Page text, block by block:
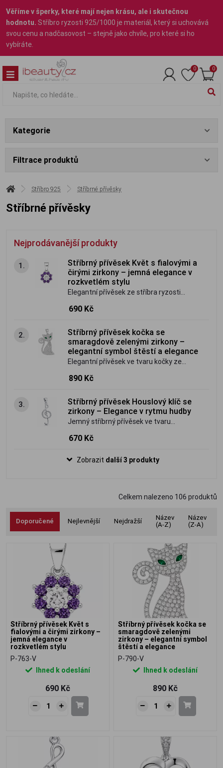
Věříme v šperky, které mají nejen krásu, ale i skutečnou
hodnotu. Stříbro ryzosti 925/1000 je materiál, který si uchovává
svou cenu a nadčasovost – stejně jako chvíle, pro které si ho
vybíráte.
0 0
Kategorie
Filtrace produktů
Stříbro 925 Stříbrné přívěsky
Stříbrné přívěsky
Nejprodávanější produkty
1.
Stříbrný přívěsek Květ s fialovými a
čirými zirkony – jemná elegance v
rozkvetlém stylu
Elegantní přívěsek ze stříbra ryzosti
925/1000 zdobí zářivý čirý zirkon
jemností, krásným třpytem a
romantickým květinovým motivem.
690 Kč
2.
Stříbrný přívěsek kočka se
smaragdově zelenými zirkony –
elegantní symbol štěstí a elegance
Elegantní přívěsek ve tvaru kočky ze
stříbra ryzosti 925/1000 je bohatě
v očích. Nadčasový šperk, který zaujme
svým třpytem i originálním designem.
890 Kč
3.
Stříbrný přívěsek Houslový klíč se
zirkony – Elegance v rytmu hudby
Jemný stříbrný přívěsek ve tvaru
houslového klíče zdobený třpytivými
a harmonie, vyrobený ze stříbra ryzosti
670 Kč
Zobrazit další 3 produkty
Celkem nalezeno 106 produktů
Doporučené Nejlevnější Nejdražší
Název
(A-Z)
Název
(Z-A)
Stříbrný přívěsek Květ s
fialovými a čirými zirkony –
jemná elegance v
rozkvetlém stylu
P-763-V
Ihned k odeslání
690 Kč
Stříbrný přívěsek kočka se
smaragdově zelenými
zirkony – elegantní symbol
štěstí a elegance
P-790-V
Ihned k odeslání
890 Kč